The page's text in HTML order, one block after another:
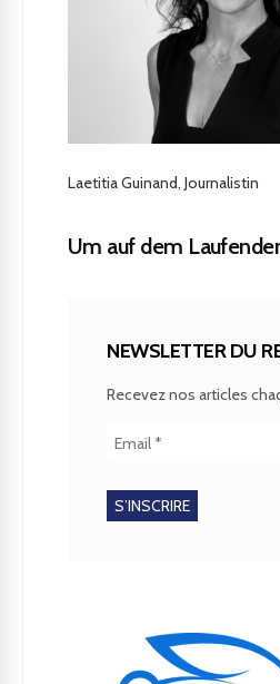
Laetitia Guinand, Journalistin
Um auf dem
NEWSLETTER DU
Recevez nos articles